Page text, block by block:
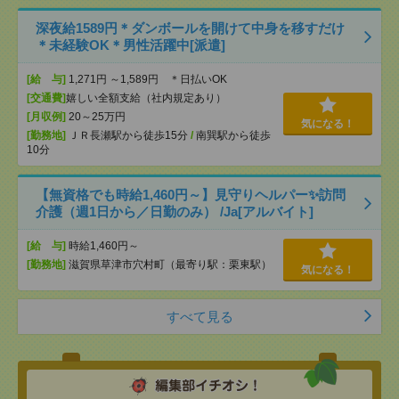
深夜給1589円＊ダンボールを開けて中身を移すだけ
＊未経験OK＊男性活躍中[派遣]
[給 与] 1,271円 ～1,589円 ＊日払いOK
[交通費]嬉しい全額支給（社内規定あり）
[月収例] 20～25万円
[勤務地]
ＪＲ長瀬駅から徒歩15分 / 南巽駅から徒歩
10分
気になる！
【無資格でも時給1,460円～】見守りヘルパー✨訪問
介護（週1日から／日勤のみ） /Ja[アルバイト]
[給 与] 時給1,460円～
[勤務地] 滋賀県草津市穴村町（最寄り駅：栗東駅） 気になる！
すべて見る